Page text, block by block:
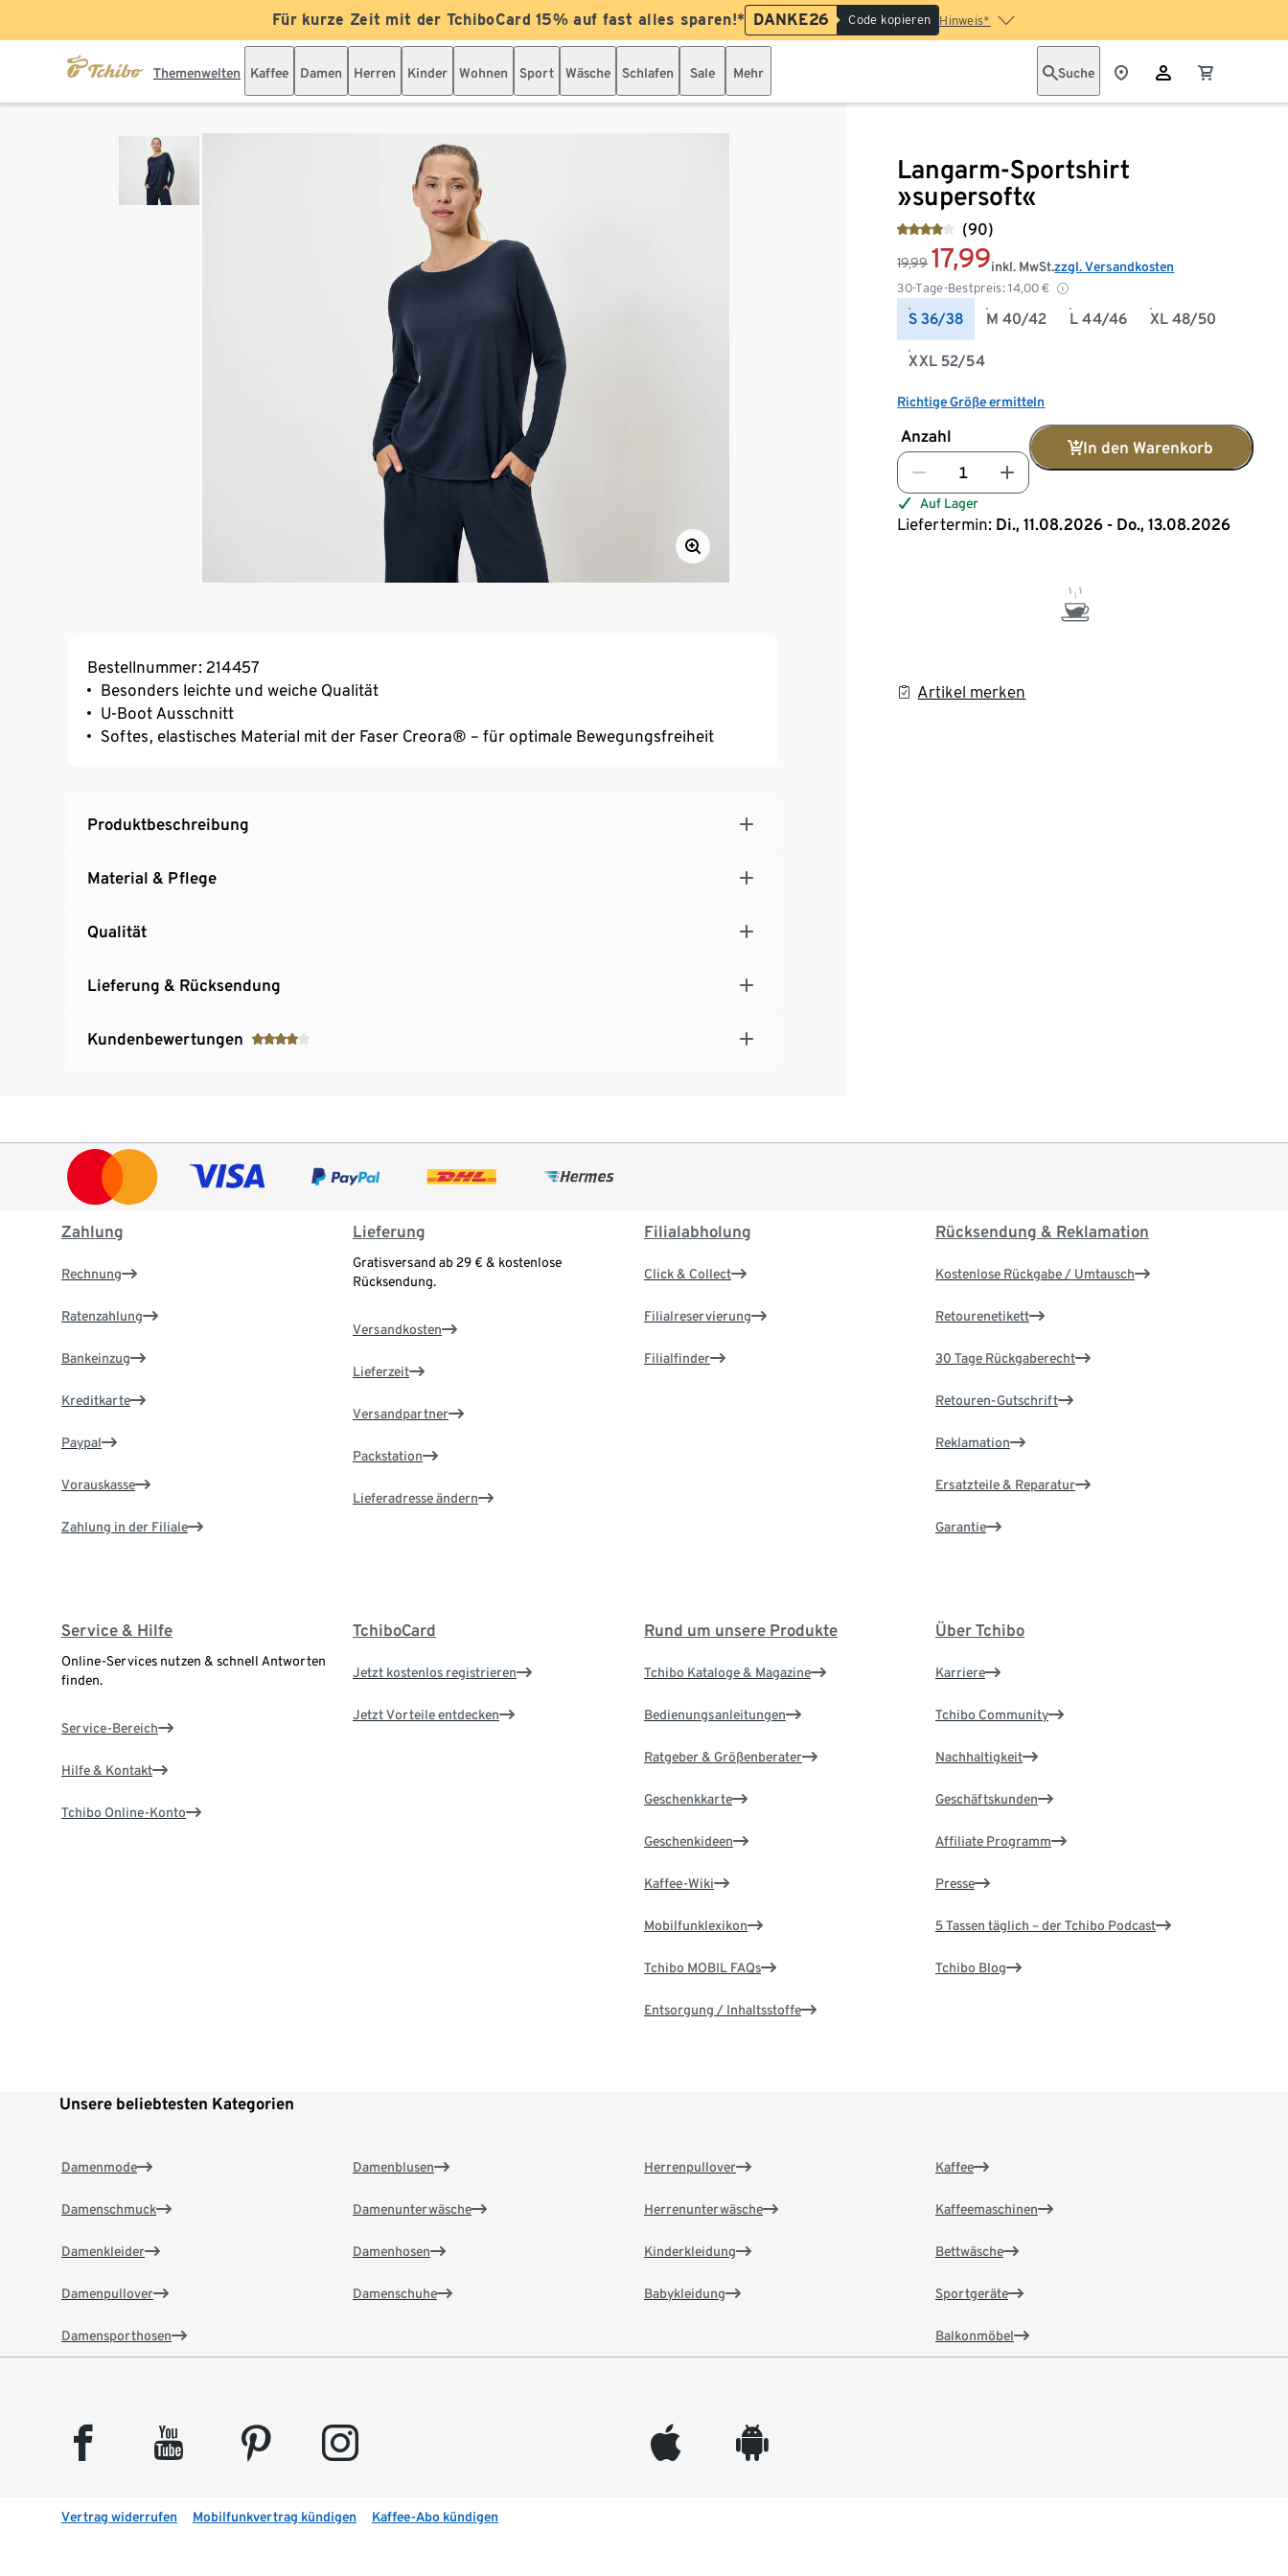
Für kurze Zeit mit der TchiboCard 15% auf fast alles sparen!* DANKE26 Code kopieren Hinweis*
Themenwelten Kaffee Damen Herren Kinder Wohnen Sport Wäsche Schlafen Sale Mehr Suche
Langarm-Sportshirt
»supersoft«
(90)
19,99 17,99
30-Tage-Bestpreis: 14,00 €
inkl. MwSt.zzgl. Versandkosten
S 36/38 M 40/42 L 44/46 XL 48/50
XXL 52/54
Richtige Größe ermitteln
Anzahl
In den Warenkorb
Auf Lager
Liefertermin: Di., 11.08.2026 - Do., 13.08.2026
Artikel merken
Bestellnummer: 214457
Besonders leichte und weiche Qualität
U-Boot Ausschnitt
Softes, elastisches Material mit der Faser Creora® – für optimale Bewegungsfreiheit
Produktbeschreibung
Material & Pflege
Qualität
Lieferung & Rücksendung
Kundenbewertungen
Zahlung
Rechnung
Ratenzahlung
Bankeinzug
Kreditkarte
Paypal
Vorauskasse
Zahlung in der Filiale
Lieferung
Gratisversand ab 29 € & kostenlose
Rücksendung.
Versandkosten
Lieferzeit
Versandpartner
Packstation
Lieferadresse ändern
Filialabholung
Click & Collect
Filialreservierung
Filialfinder
Rücksendung & Reklamation
Kostenlose Rückgabe / Umtausch
Retourenetikett
30 Tage Rückgaberecht
Retouren-Gutschrift
Reklamation
Ersatzteile & Reparatur
Garantie
Service & Hilfe
Online-Services nutzen & schnell Antworten
finden.
Service-Bereich
Hilfe & Kontakt
Tchibo Online-Konto
TchiboCard
Jetzt kostenlos registrieren
Jetzt Vorteile entdecken
Rund um unsere Produkte
Tchibo Kataloge & Magazine
Bedienungsanleitungen
Ratgeber & Größenberater
Geschenkkarte
Geschenkideen
Kaffee-Wiki
Mobilfunklexikon
Tchibo MOBIL FAQs
Entsorgung / Inhaltsstoffe
Über Tchibo
Karriere
Tchibo Community
Nachhaltigkeit
Geschäftskunden
Affiliate Programm
Presse
5 Tassen täglich – der Tchibo Podcast
Tchibo Blog
Unsere beliebtesten Kategorien
Damenmode
Damenschmuck
Damenkleider
Damenpullover
Damensporthosen
Damenblusen
Damenunterwäsche
Damenhosen
Damenschuhe
Herrenpullover
Herrenunterwäsche
Kinderkleidung
Babykleidung
Kaffee
Kaffeemaschinen
Bettwäsche
Sportgeräte
Balkonmöbel
facebook youtube pinterest instagram appleinc android
Vertrag widerrufen Mobilfunkvertrag kündigen Kaffee-Abo kündigen